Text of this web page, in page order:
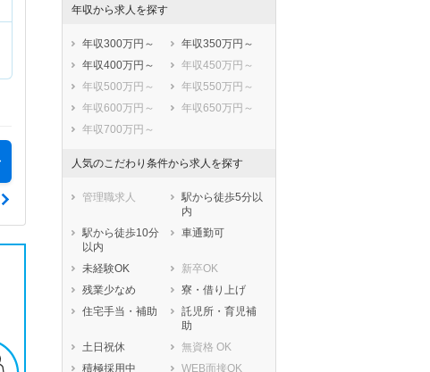
新座市
八潮市
富士見市
三郷市
蓮田市
坂戸市
幸手市
鶴ヶ島市
日高市
吉川市
入間郡越生町
比企郡滑川町
比企郡小川町
比企郡川島町
比企郡吉見町
比企郡鳩山町
比企郡ときがわ
町
秩父郡横瀬町
秩父郡皆野町
秩父郡長瀞町
秩父郡小鹿野町
秩父郡東秩父村
児玉郡美里町
児玉郡神川町
児玉郡上里町
年収から求人を探す
年収300万円～
年収350万円～
年収400万円～
年収450万円～
年収500万円～
年収550万円～
年収600万円～
年収650万円～
年収700万円～
人気のこだわり条件から求人を探す
管理職求人
駅から徒歩5分以
内
駅から徒歩10分
以内
車通勤可
未経験OK
新卒OK
残業少なめ
寮・借り上げ
住宅手当・補助
託児所・育児補
助
土日祝休
無資格 OK
積極採用中
WEB面接OK